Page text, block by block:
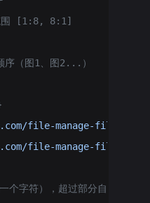
[1:8, 8:1]
（图1、图2...）
file-manage-files/zh-
file-manage-files/zh-CN/
字符），超过部分自动截断